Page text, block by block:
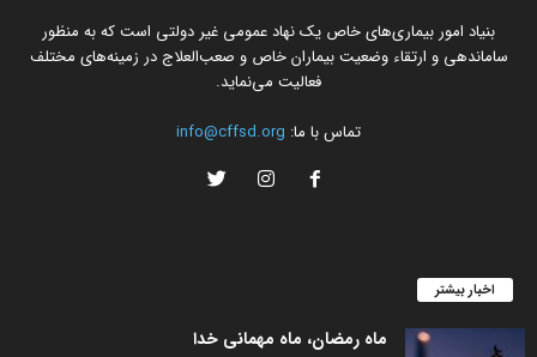
بنیاد امور بیماری‌های خاص یک نهاد عمومی غیر دولتی است که به منظور
ساماندهی و ارتقاء وضعیت بیماران خاص و صعب‌العلاج در زمینه‌های مختلف
فعالیت می‌نماید.
تماس با ما: info@cffsd.org
اخبار بیشتر
ماه رمضان، ماه مهمانی خدا